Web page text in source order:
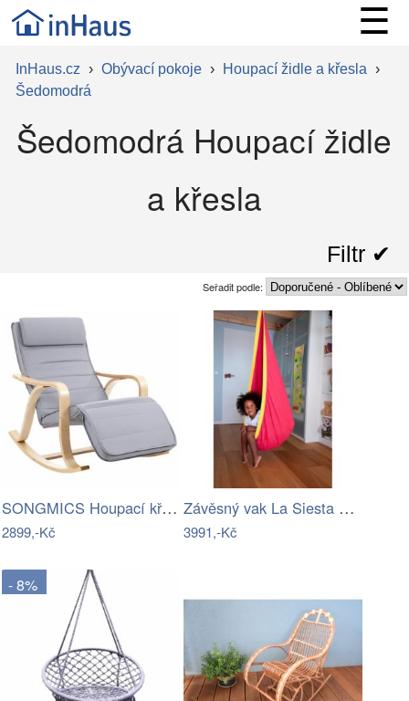
☰
InHaus.cz › Obývací pokoje › Houpací židle a křesla ›
Šedomodrá
Šedomodrá Houpací židle
a křesla
Filtr ✔︎
Seřadit podle:
SONGMICS Houpací křeslo Alex světle šedé
2899,-Kč
Závěsný vak La Siesta JOKI - IN
3991,-Kč
- 8%